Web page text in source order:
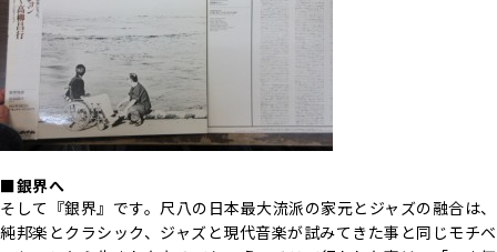
■銀界へ
そして『銀界』です。尺八の日本最大流派の家元とジャズの融合は、
純邦楽とクラシック、ジャズと現代音楽が試みてきた事と同じモチベ